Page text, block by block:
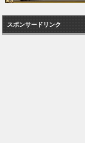
スポンサードリンク